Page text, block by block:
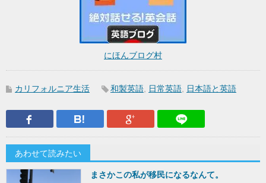
にほんブログ村
カリフォルニア生活 和製英語 日常英語 日本語と英語
Facebook はてなブックマークGoogle Plus
あわせて読みたい
まさかこの私が移民になるなんて。